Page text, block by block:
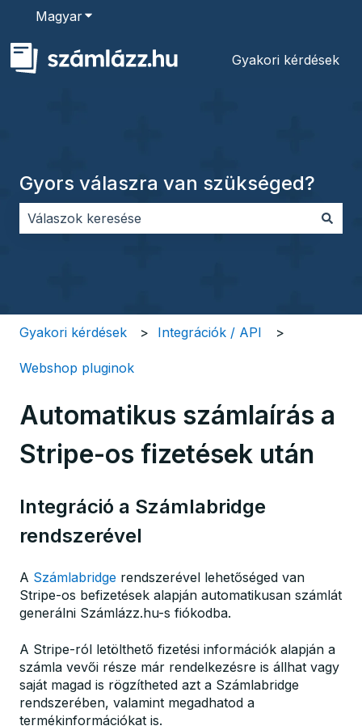
MagyarAlmenü megjelenítése fordításokhoz
Gyakori kérdések
Gyors válaszra van szükséged?
Gyakori kérdések Integrációk / API
Webshop pluginok
Automatikus számlaírás a
Stripe-os fizetések után
Integráció a Számlabridge
rendszerével
A Számlabridge rendszerével lehetőséged van
Stripe-os befizetések alapján automatikusan számlát
generálni Számlázz.hu-s fiókodba.
A Stripe-ról letölthető fizetési információk alapján a
számla vevői része már rendelkezésre is állhat vagy
saját magad is rögzítheted azt a Számlabridge
rendszerében, valamint megadhatod a
termékinformációkat is.